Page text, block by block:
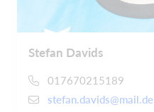
Stefan Davids
017670215189
stefan.davids@mail.de